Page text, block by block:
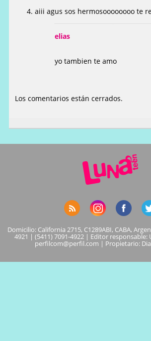
aiii agus sos hermosoooooooo te
elias
yo tambien te amo
Los comentarios están cerrados.
Domicilio: California 2715, C1289ABI, CABA,
4921 | (5411) 7091-4922 | Editor responsable:
perfilcom@perfil.com | Propietario: